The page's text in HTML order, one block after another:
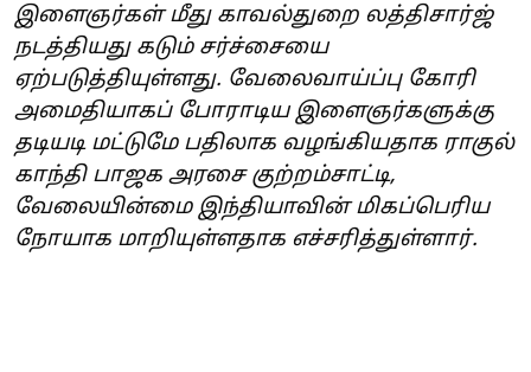
இளைஞர்கள் மீது காவல்துறை லத்திசார்ஜ்
நடத்தியது கடும் சர்ச்சையை
ஏற்படுத்தியுள்ளது. வேலைவாய்ப்பு கோரி
அமைதியாகப் போராடிய இளைஞர்களுக்கு
தடியடி மட்டுமே பதிலாக வழங்கியதாக ராகுல்
காந்தி பாஜக அரசை குற்றம்சாட்டி,
வேலையின்மை இந்தியாவின் மிகப்பெரிய
நோயாக மாறியுள்ளதாக எச்சரித்துள்ளார்.